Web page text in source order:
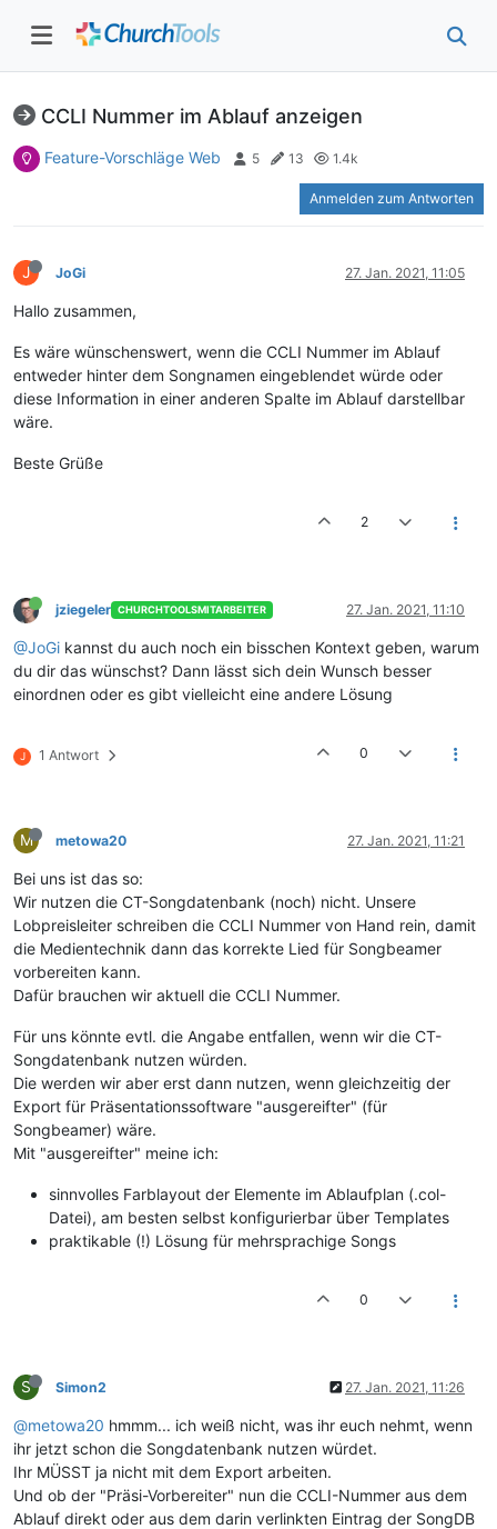
CCLI Nummer im Ablauf anzeigen
Feature-Vorschläge Web 5 13 1.4k
Anmelden zum Antworten
J JoGi 27. Jan. 2021, 11:05
Hallo zusammen,
Es wäre wünschenswert, wenn die CCLI Nummer im Ablauf
entweder hinter dem Songnamen eingeblendet würde oder
diese Information in einer anderen Spalte im Ablauf darstellbar
wäre.
Beste Grüße
2
jziegeler CHURCHTOOLSMITARBEITER 27. Jan. 2021, 11:10
@JoGi kannst du auch noch ein bisschen Kontext geben, warum
du dir das wünschst? Dann lässt sich dein Wunsch besser
einordnen oder es gibt vielleicht eine andere Lösung
J 1 Antwort 0
M metowa20 27. Jan. 2021, 11:21
Bei uns ist das so:
Wir nutzen die CT-Songdatenbank (noch) nicht. Unsere
Lobpreisleiter schreiben die CCLI Nummer von Hand rein, damit
die Medientechnik dann das korrekte Lied für Songbeamer
vorbereiten kann.
Dafür brauchen wir aktuell die CCLI Nummer.
Für uns könnte evtl. die Angabe entfallen, wenn wir die CT-
Songdatenbank nutzen würden.
Die werden wir aber erst dann nutzen, wenn gleichzeitig der
Export für Präsentationssoftware "ausgereifter" (für
Songbeamer) wäre.
Mit "ausgereifter" meine ich:
sinnvolles Farblayout der Elemente im Ablaufplan (.col-
Datei), am besten selbst konfigurierbar über Templates
praktikable (!) Lösung für mehrsprachige Songs
0
S Simon2 27. Jan. 2021, 11:26
@metowa20 hmmm... ich weiß nicht, was ihr euch nehmt, wenn
ihr jetzt schon die Songdatenbank nutzen würdet.
Ihr MÜSST ja nicht mit dem Export arbeiten.
Und ob der "Präsi-Vorbereiter" nun die CCLI-Nummer aus dem
Ablauf direkt oder aus dem darin verlinkten Eintrag der SongDB